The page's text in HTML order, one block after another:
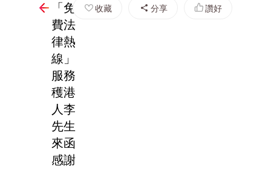
「免
費法
律熱
線」
服務
穫港
人李
先生
來函
感謝
收藏 分享 讚好